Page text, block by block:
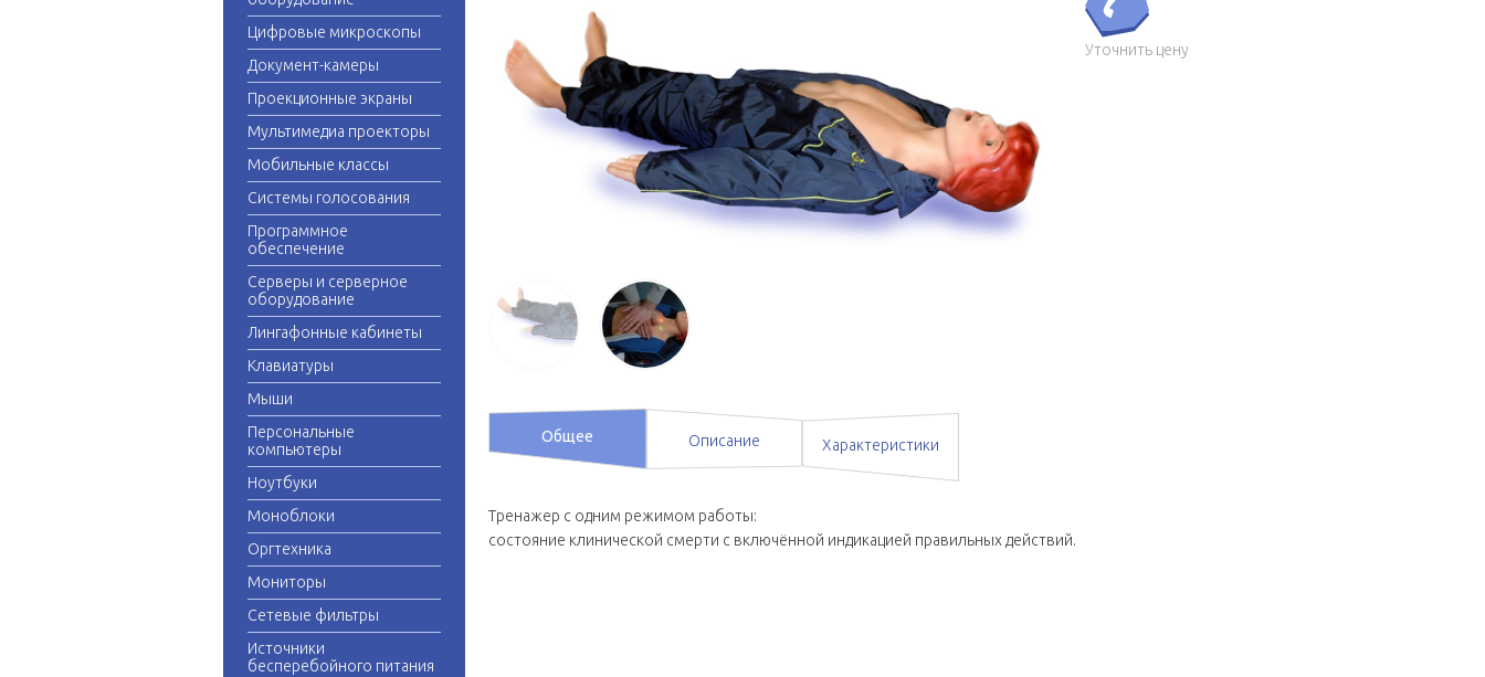
Цифровые микроскопы
Документ-камеры
Проекционные экраны
Мультимедиа проекторы
Мобильные классы
Системы голосования
Программное
обеспечение
Серверы и серверное
оборудование
Лингафонные кабинеты
Клавиатуры
Мыши
Персональные
компьютеры
Ноутбуки
Моноблоки
Оргтехника
Мониторы
Сетевые фильтры
Источники
бесперебойного питания
Уточнить цену
Общее Описание Характеристики
Тренажер с одним режимом работы:
состояние клинической смерти с включённой индикацией правильных действий.